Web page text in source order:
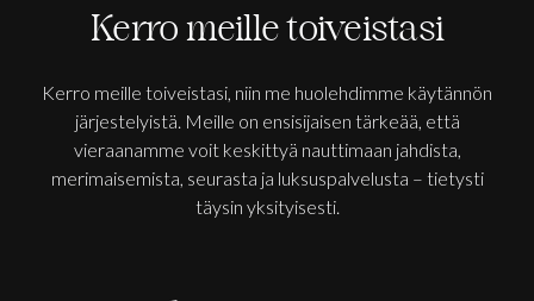
Kerro meille toiveistasi
Kerro meille toiveistasi, niin me huolehdimme käytännön
järjestelyistä. Meille on ensisijaisen tärkeää, että
vieraanamme voit keskittyä nauttimaan jahdista,
merimaisemista, seurasta ja luksuspalvelusta – tietysti
täysin yksityisesti.